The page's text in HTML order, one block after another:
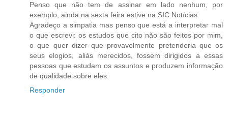
Penso que não tem de assinar em lado nenhum, por
exemplo, ainda na sexta feira estive na SIC Notícias.
Agradeço a simpatia mas penso que está a interpretar mal
o que escrevi: os estudos que cito não são feitos por mim,
o que quer dizer que provavelmente pretenderia que os
seus elogios, aliás merecidos, fossem dirigidos a essas
pessoas que estudam os assuntos e produzem informação
de qualidade sobre eles.
Responder